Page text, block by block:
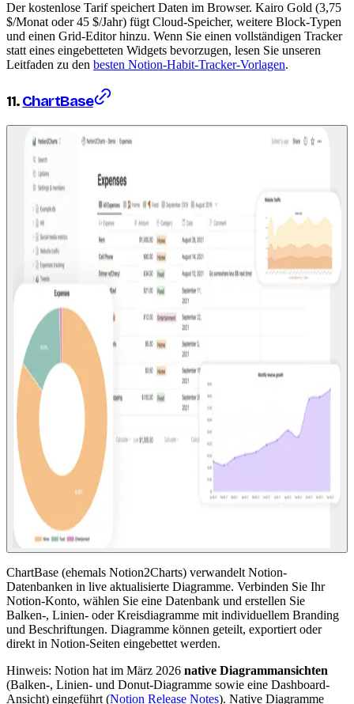
Der kostenlose Tarif speichert Daten im Browser. Kairo Gold (3,75
$/Monat oder 45 $/Jahr) fügt Cloud-Speicher, weitere Block-Typen
und einen Grid-Editor hinzu. Wenn Sie einen vollständigen Tracker
statt eines eingebetteten Widgets bevorzugen, lesen Sie unseren
Leitfaden zu den besten Notion-Habit-Tracker-Vorlagen.
11.ChartBase
ChartBase (ehemals Notion2Charts) verwandelt Notion-
Datenbanken in live aktualisierte Diagramme. Verbinden Sie Ihr
Notion-Konto, wählen Sie eine Datenbank und erstellen Sie
Balken-, Linien- oder Kreisdiagramme mit individuellem Branding
und Beschriftungen. Diagramme können geteilt, exportiert oder
direkt in Notion-Seiten eingebettet werden.
Hinweis: Notion hat im März 2026 native Diagrammansichten
(Balken-, Linien- und Donut-Diagramme sowie eine Dashboard-
Ansicht) eingeführt (Notion Release Notes). Native Diagramme